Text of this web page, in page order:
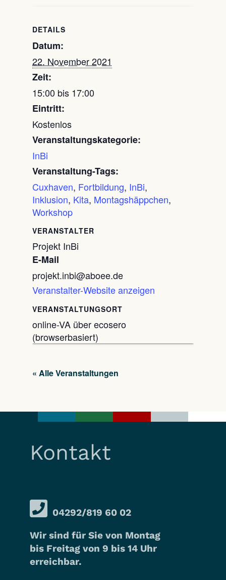
DETAILS
Datum:
22. November 2021
Zeit:
15:00 bis 17:00
Eintritt:
Kostenlos
Veranstaltungskategorie:
InBi
Veranstaltung-Tags:
Cuxhaven, Fortbildung, InBi,
Inklusion, Kita, Montagshäppchen,
Workshop
VERANSTALTUNGSORT
online-VA über ecosero
(browserbasiert)
VERANSTALTER
Projekt InBi
E-Mail
projekt.inbi@aboee.de
Veranstalter-Website anzeigen
« Alle Veranstaltungen
Kontakt
04292/819 60 02
Wir sind für Sie von Montag
bis Freitag von 9 bis 14 Uhr
erreichbar.